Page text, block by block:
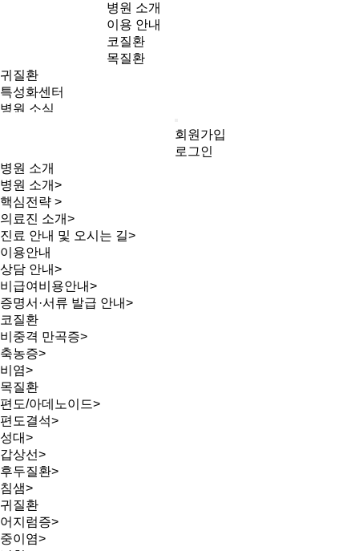
병원 소개
이용 안내
코질환
목질환
귀질환
특성화센터
병원 소식
의료진 소개
진료 안내 및
오시는 길
이용 안내
상담 안내
비급여비용안내
증명서·서류
발급 안내
코질환
비중격 만곡증
축농증
비염
목질환
편도/아데노이드
편도결석
성대
갑상선
후두질환
침샘
귀질환
어지럼증
중이염
난청
회원가입
로그인
병원 소개
병원 소개>
핵심전략 >
의료진 소개>
진료 안내 및 오시는 길>
이용안내
상담 안내>
비급여비용안내>
증명서·서류 발급 안내>
코질환
비중격 만곡증>
축농증>
비염>
목질환
편도/아데노이드>
편도결석>
성대>
갑상선>
후두질환>
침샘>
귀질환
어지럼증>
중이염>
인기검색어
‹ ›